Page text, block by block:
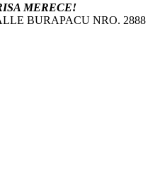
MERECE!
BURAPACU NRO. 2888